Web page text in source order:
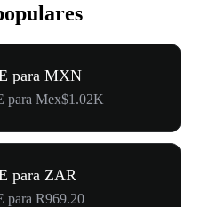
para MXN
para Mex$1.02K
para ZAR
para R969.20